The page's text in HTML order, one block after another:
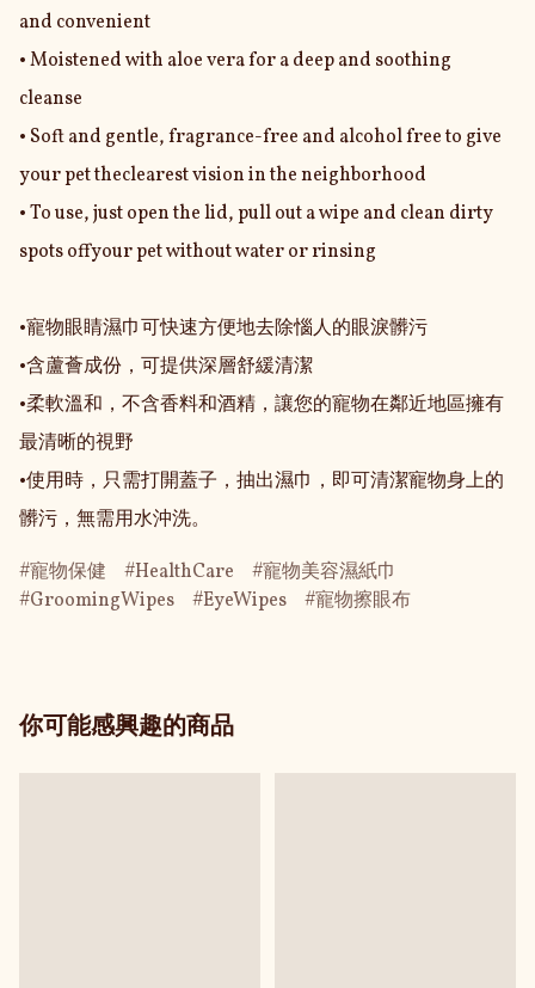
and convenient
• Moistened with aloe vera for a deep and soothing
cleanse
• Soft and gentle, fragrance-free and alcohol free to give
your pet theclearest vision in the neighborhood
• To use, just open the lid, pull out a wipe and clean dirty
spots offyour pet without water or rinsing
•寵物眼睛濕巾可快速方便地去除惱人的眼淚髒污
•含蘆薈成份，可提供深層舒緩清潔
•柔軟溫和，不含香料和酒精，讓您的寵物在鄰近地區擁有
最清晰的視野
•使用時，只需打開蓋子，抽出濕巾，即可清潔寵物身上的
髒污，無需用水沖洗。
寵物保健
HealthCare
寵物美容濕紙巾
GroomingWipes
EyeWipes 寵物擦眼布
你可能感興趣的商品